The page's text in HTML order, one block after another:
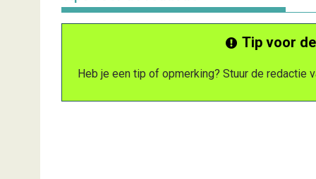
Tip voor
Heb je een tip of opmerking? Stuur de redactie